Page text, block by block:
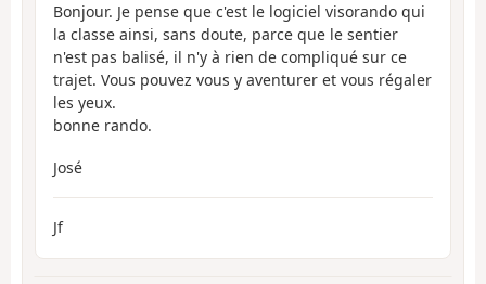
Bonjour. Je pense que c'est le logiciel visorando qui
la classe ainsi, sans doute, parce que le sentier
n'est pas balisé, il n'y à rien de compliqué sur ce
trajet. Vous pouvez vous y aventurer et vous régaler
les yeux.
bonne rando.
José
Jf